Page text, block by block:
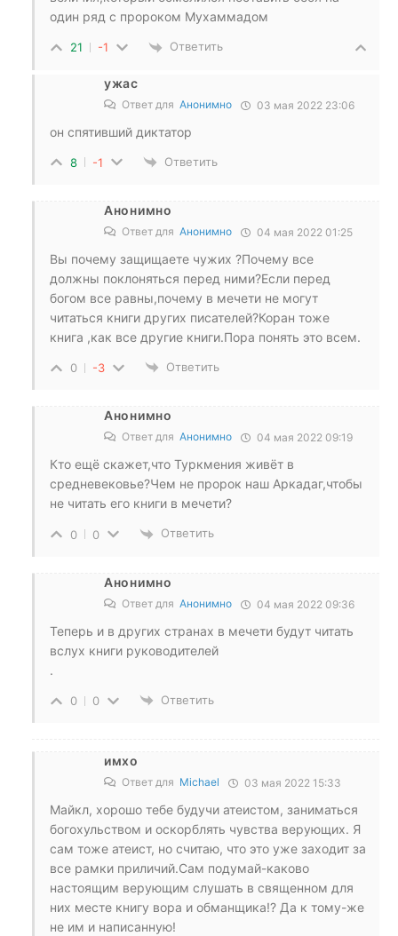
один ряд с пророком Мухаммадом
21 -1 Ответить
ужас
Ответ для Анонимно 03 мая 2022 23:06
он спятивший диктатор
8 -1 Ответить
Анонимно
Ответ для Анонимно 04 мая 2022 01:25
Вы почему защищаете чужих ?Почему все
должны поклоняться перед ними?Если перед
богом все равны,почему в мечети не могут
читаться книги других писателей?Коран тоже
книга ,как все другие книги.Пора понять это всем.
0 -3 Ответить
Анонимно
Ответ для Анонимно 04 мая 2022 09:19
Кто ещё скажет,что Туркмения живёт в
средневековье?Чем не пророк наш Аркадаг,чтобы
не читать его книги в мечети?
0 0 Ответить
Анонимно
Ответ для Анонимно 04 мая 2022 09:36
Теперь и в других странах в мечети будут читать
вслух книги руководителей
.
0 0 Ответить
имхо
Ответ для Michael 03 мая 2022 15:33
Майкл, хорошо тебе будучи атеистом, заниматься
богохульством и оскорблять чувства верующих. Я
сам тоже атеист, но считаю, что это уже заходит за
все рамки приличий.Сам подумай-каково
настоящим верующим слушать в священном для
них месте книгу вора и обманщика!? Да к тому-же
не им и написанную!